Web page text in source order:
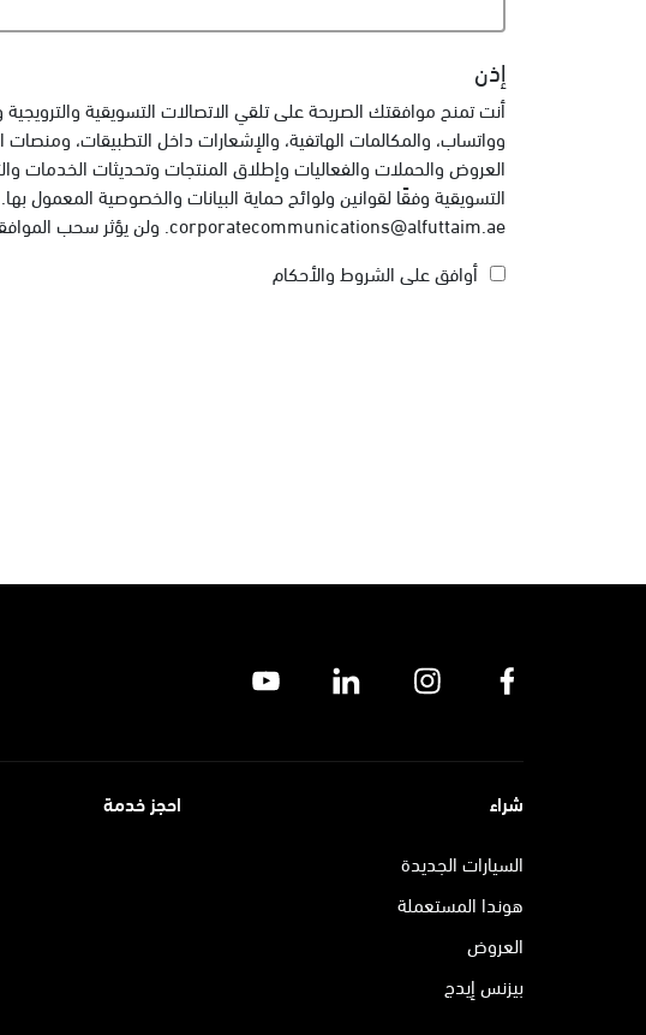
إذن
وواتساب، والمكالمات الهاتفية، والإشعارات داخل التطبيقات،
العروض والحملات والفعاليات وإطلاق المنتجات وتحديثات الخدمات
التسويقية وفقًا لقوانين ولوائح حماية البيانات والخصوصية
corporatecommunications@alfuttaim.ae. ولن يؤثر سحب الموافقة على قانونية المعالجة التي تمت قبل هذا السحب.
أوافق على الشروط والأحكام
شراء
السيارات الجديدة
هوندا المستعملة
العروض
بيزنس إيدج
احجز خدمة